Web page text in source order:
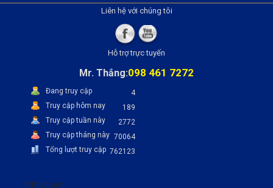
Liên hệ với chúng tôi
Hỗ trợ trực tuyến
Mr. Thắng:098 461 7272
Đang truy cập
4
Truy cập hôm nay
189
Truy cập tuần này
2772
Truy cập tháng này 70064
Tổng lượt truy cập 762123
Pdflist.com